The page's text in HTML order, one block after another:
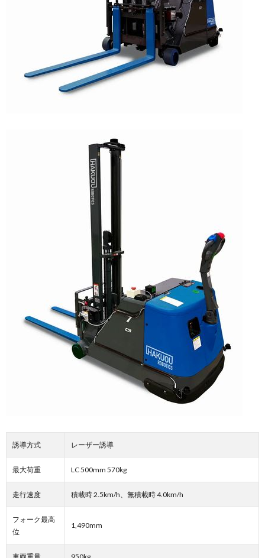
誘導方式 レーザー誘導
最大荷重 LC 500mm 570kg
走行速度 積載時 2.5km/h、無積載時 4.0km/h
フォーク最高
位
1,490mm